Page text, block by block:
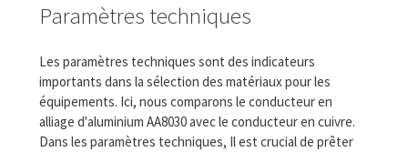
Paramètres techniques
Les paramètres techniques sont des indicateurs
importants dans la sélection des matériaux pour les
équipements. Ici, nous comparons le conducteur en
alliage d'aluminium AA8030 avec le conducteur en cuivre.
Dans les paramètres techniques, Il est crucial de prêter